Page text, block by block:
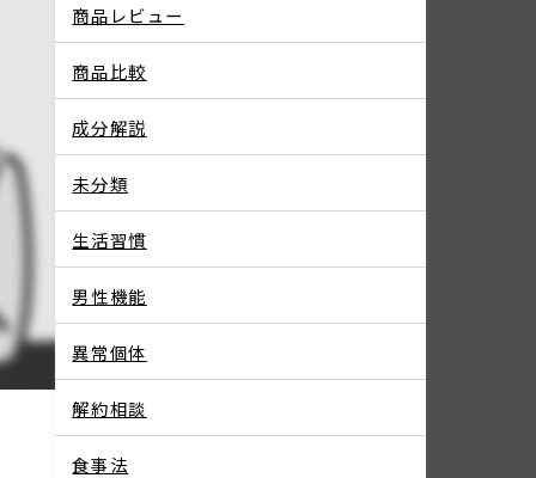
商品レビュー
商品比較
成分解説
未分類
生活習慣
男性機能
異常個体
解約相談
食事法